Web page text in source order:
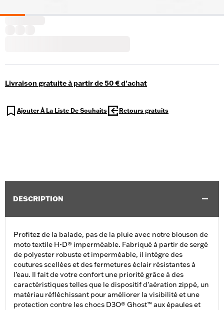
Livraison gratuite à partir de 50 € d'achat
Ajouter À La Liste De Souhaits Retours gratuits
DESCRIPTION
Profitez de la balade, pas de la pluie avec notre blouson de
moto textile H-D® imperméable. Fabriqué à partir de sergé
de polyester robuste et imperméable, il intègre des
coutures scellées et des fermetures éclair résistantes à
l’eau. Il fait de votre confort une priorité grâce à des
caractéristiques telles que le dispositif d'aération zippé, un
matériau réfléchissant pour améliorer la visibilité et une
protection contre les chocs D3O® Ghost™ aux épaules et